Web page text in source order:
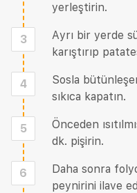
yerleştirin.
3
Ayrı bir yerde
karıştırıp
4
Sosla
sıkıca kapatın.
5
Önceden
dk. pişirin.
6
Daha sonra
peynirini ilave